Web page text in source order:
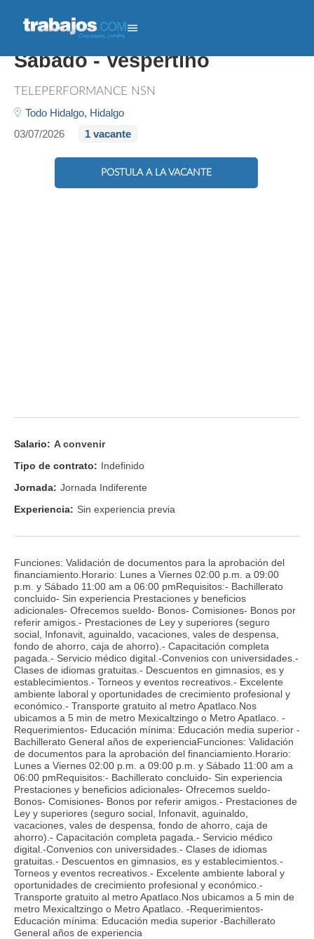
Primer Empleo/ Lunes A
Sábado - Vespertino
TELEPERFORMANCE NSN
Todo Hidalgo, Hidalgo
03/07/2026
1 vacante
POSTULA A LA VACANTE
Salario: A convenir
Tipo de contrato: Indefinido
Jornada: Jornada Indiferente
Experiencia: Sin experiencia previa
Funciones: Validación de documentos para la aprobación del
financiamiento.Horario: Lunes a Viernes 02:00 p.m. a 09:00
p.m. y Sábado 11:00 am a 06:00 pmRequisitos:- Bachillerato
concluido- Sin experiencia Prestaciones y beneficios
adicionales- Ofrecemos sueldo- Bonos- Comisiones- Bonos por
referir amigos.- Prestaciones de Ley y superiores (seguro
social, Infonavit, aguinaldo, vacaciones, vales de despensa,
fondo de ahorro, caja de ahorro).- Capacitación completa
pagada.- Servicio médico digital.-Convenios con universidades.-
Clases de idiomas gratuitas.- Descuentos en gimnasios, es y
establecimientos.- Torneos y eventos recreativos.- Excelente
ambiente laboral y oportunidades de crecimiento profesional y
económico.- Transporte gratuito al metro Apatlaco.Nos
ubicamos a 5 min de metro Mexicaltzingo o Metro Apatlaco. -
Requerimientos- Educación mínima: Educación media superior -
Bachillerato General años de experienciaFunciones: Validación
de documentos para la aprobación del financiamiento.Horario:
Lunes a Viernes 02:00 p.m. a 09:00 p.m. y Sábado 11:00 am a
06:00 pmRequisitos:- Bachillerato concluido- Sin experiencia
Prestaciones y beneficios adicionales- Ofrecemos sueldo-
Bonos- Comisiones- Bonos por referir amigos.- Prestaciones de
Ley y superiores (seguro social, Infonavit, aguinaldo,
vacaciones, vales de despensa, fondo de ahorro, caja de
ahorro).- Capacitación completa pagada.- Servicio médico
digital.-Convenios con universidades.- Clases de idiomas
gratuitas.- Descuentos en gimnasios, es y establecimientos.-
Torneos y eventos recreativos.- Excelente ambiente laboral y
oportunidades de crecimiento profesional y económico.-
Transporte gratuito al metro Apatlaco.Nos ubicamos a 5 min de
metro Mexicaltzingo o Metro Apatlaco. -Requerimientos-
Educación mínima: Educación media superior -Bachillerato
General años de experiencia